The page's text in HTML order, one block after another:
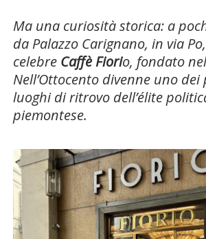
Ma una curiosità storica: a
da Palazzo Carignano, in via
celebre Caffè Fiorio, fondato
Nell’Ottocento divenne uno
luoghi di ritrovo dell’élite
piemontese.